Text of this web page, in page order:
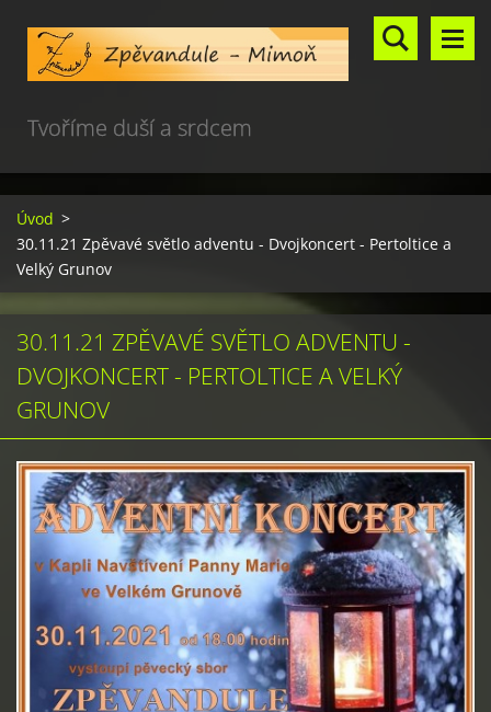
Tvoříme duší a srdcem
Úvod >
30.11.21 Zpěvavé světlo adventu - Dvojkoncert - Pertoltice a
Velký Grunov
30.11.21 ZPĚVAVÉ SVĚTLO ADVENTU -
DVOJKONCERT - PERTOLTICE A VELKÝ
GRUNOV